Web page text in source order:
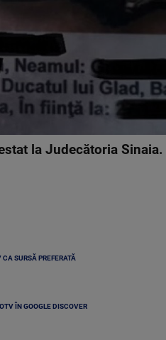
la Judecătoria
SURSĂ PREFERATĂ
ÎN GOOGLE DISCOVER